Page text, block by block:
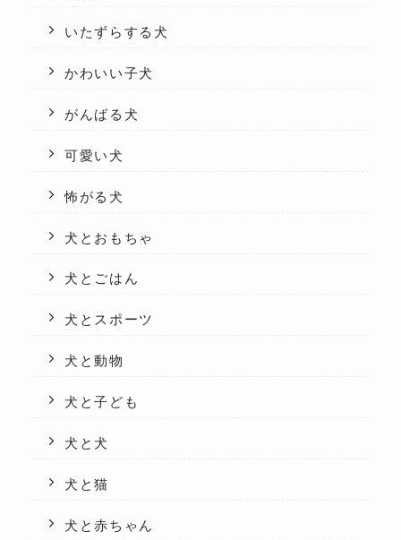
いたずらする犬
かわいい子犬
がんばる犬
可愛い犬
怖がる犬
犬とおもちゃ
犬とごはん
犬とスポーツ
犬と動物
犬と子ども
犬と犬
犬と猫
犬と赤ちゃん